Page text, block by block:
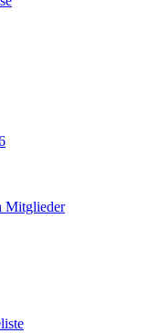
Mitglieder